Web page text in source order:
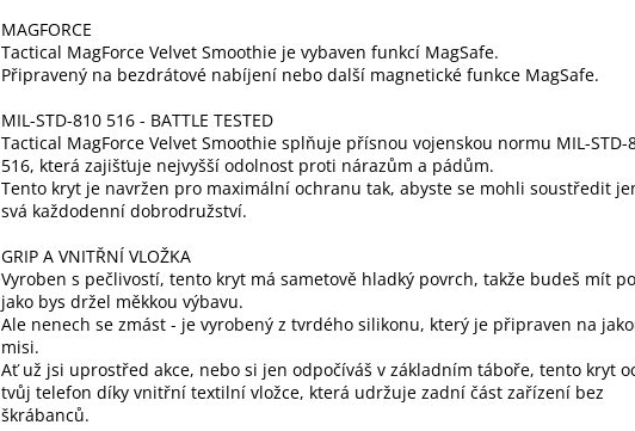
MAGFORCE
Tactical MagForce Velvet Smoothie je vybaven funkcí MagSafe.
Připravený na bezdrátové nabíjení nebo další magnetické funkce MagSafe.
MIL-STD-810 516 - BATTLE TESTED
Tactical MagForce Velvet Smoothie splňuje přísnou vojenskou normu MIL-STD-
516, která zajišťuje nejvyšší odolnost proti nárazům a pádům.
Tento kryt je navržen pro maximální ochranu tak, abyste se mohli soustředit
svá každodenní dobrodružství.
GRIP A VNITŘNÍ VLOŽKA
Vyroben s pečlivostí, tento kryt má sametově hladký povrch, takže budeš mít
jako bys držel měkkou výbavu.
Ale nenech se zmást - je vyrobený z tvrdého silikonu, který je připraven na
misi.
Ať už jsi uprostřed akce, nebo si jen odpočíváš v základním táboře, tento kryt
tvůj telefon díky vnitřní textilní vložce, která udržuje zadní část zařízení bez
škrábanců.